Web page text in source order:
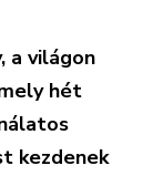
világon
hét
kezdenek